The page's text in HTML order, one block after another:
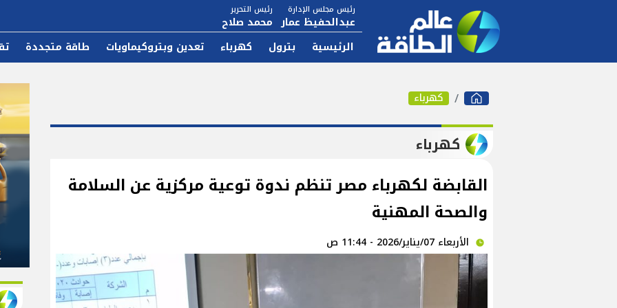
رئيس مجلس الإدارة
عبدالحفيظ عمار
رئيس التحرير
محمد صلاح
الرئيسية بترول كهرباء تعدين وبتروكيماويات طاقة متجددة
كهرباء
كهرباء
القابضة لكهرباء مصر تنظم ندوة توعية مركزية عن السلامة
والصحة المهنية
الأربعاء 07/يناير/2026 - 11:44 ص